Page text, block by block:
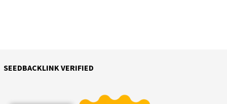
SEEDBACKLINK VERIFIED